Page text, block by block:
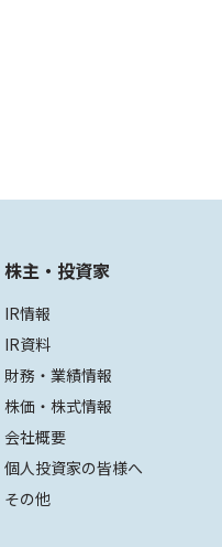
株主・投資家
IR情報
IR資料
財務・業績情報
株価・株式情報
会社概要
個人投資家の皆様へ
その他